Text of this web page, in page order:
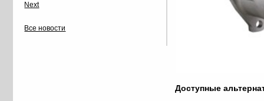
Доступные
Next
Все новости